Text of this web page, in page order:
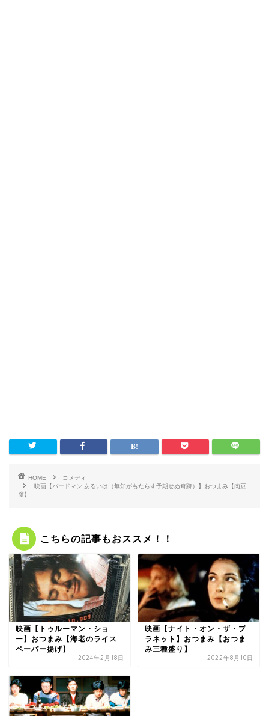
HOME
コメディ
映画【バードマン あるいは（無知がもたらす予期せぬ奇跡）】おつまみ【肉豆
腐】
こちらの記事もおススメ！！
映画【トゥルーマン・ショ
ー】おつまみ【海老のライス
ペーパー揚げ】
2024年2月18日
映画【ナイト・オン・ザ・プ
ラネット】おつまみ【おつま
み三種盛り】
2022年8月10日